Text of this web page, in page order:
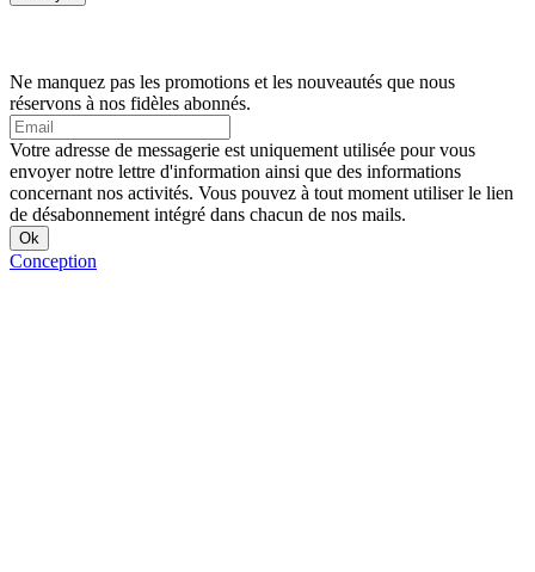
Ne manquez pas les promotions et les nouveautés que nous
réservons à nos fidèles abonnés.
Votre adresse de messagerie est uniquement utilisée pour vous
envoyer notre lettre d'information ainsi que des informations
concernant nos activités. Vous pouvez à tout moment utiliser le lien
de désabonnement intégré dans chacun de nos mails.
Conception